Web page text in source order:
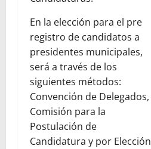
En la elección para el pre
registro de candidatos a
presidentes municipales,
será a través de los
siguientes métodos:
Convención de Delegados,
Comisión para la
Postulación de
Candidatura y por Elección